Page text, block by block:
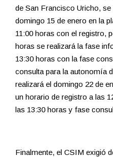
de San Francisco Uricho,
domingo 15 de enero en la
11:00 horas con el registro,
horas se realizará la fase
13:30 horas con la fase
consulta para la autonomía
realizará el domingo 22 de
un horario de registro a las
las 13:30 horas y fase
Finalmente, el CSIM exigió